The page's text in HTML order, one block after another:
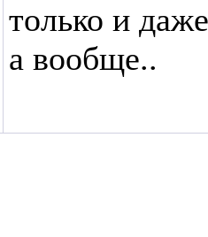
только и
а вообще..